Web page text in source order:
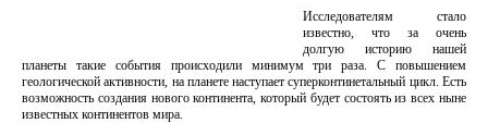
Исследователям стало
известно, что за очень
долгую историю нашей
планеты такие события происходили минимум три раза. С повышением
геологической активности, на планете наступает суперконтинетальный цикл. Есть
возможность создания нового континента, который будет состоять из всех ныне
известных континентов мира.